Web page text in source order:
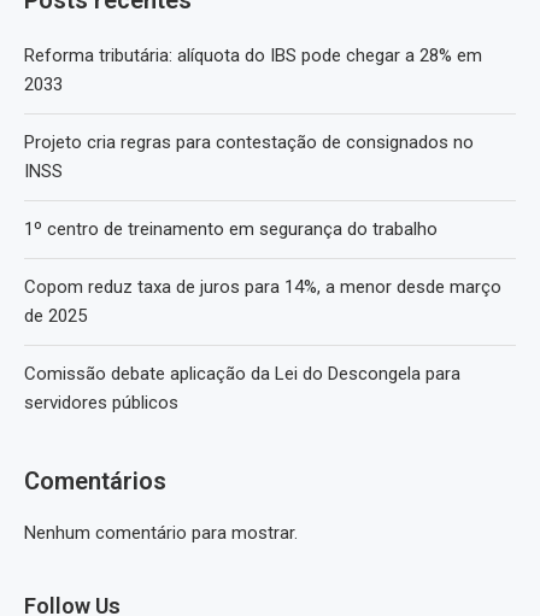
Reforma tributária: alíquota do IBS pode chegar a 28% em
2033
Projeto cria regras para contestação de consignados no
INSS
1º centro de treinamento em segurança do trabalho
Copom reduz taxa de juros para 14%, a menor desde março
de 2025
Comissão debate aplicação da Lei do Descongela para
servidores públicos
Comentários
Nenhum comentário para mostrar.
Follow Us